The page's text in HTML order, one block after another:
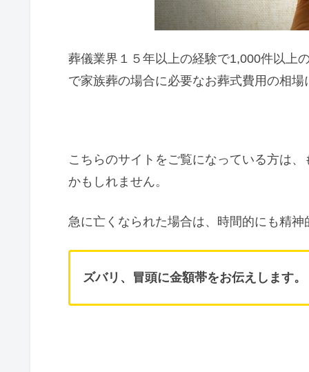
葬儀業界１５年以上の経験で1,000件以上
で家族葬の場合に必要なお葬式費用の相
こちらのサイトをご覧になっている方は
かもしれません。
急に亡くなられた場合は、時間的にも精
ズバリ、冒頭に金額帯をお伝えします。